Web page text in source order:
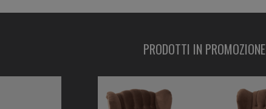
PRODOTTI IN PROMOZIONE